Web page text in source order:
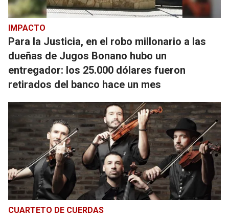
IMPACTO
Para la Justicia, en el robo millonario a las
dueñas de Jugos Bonano hubo un
entregador: los 25.000 dólares fueron
retirados del banco hace un mes
CUARTETO DE CUERDAS